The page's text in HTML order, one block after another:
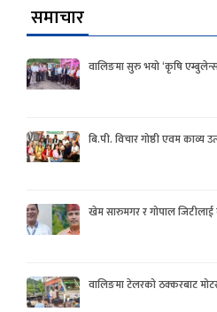
समाचार
वालिङमा सुरु भयो ‘कृषि
बि.पी. विचार गोष्ठी एवम काव्य
खेम सारुमगर र गोपाल जिटीलाई
वालिङमा टेलरको ठक्करबाट